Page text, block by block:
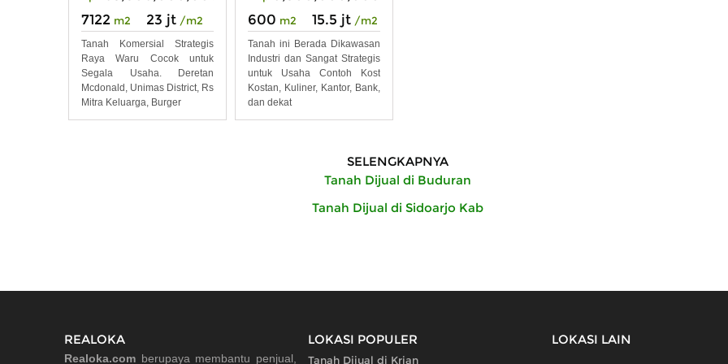
7122 m2 23 jt /m2
Tanah Komersial Strategis
Raya Waru Cocok untuk
Segala Usaha. Deretan
Mcdonald, Unimas District, Rs
Mitra Keluarga, Burger
600 m2 15.5 jt /m2
Tanah ini Berada Dikawasan
Industri dan Sangat Strategis
untuk Usaha Contoh Kost
Kostan, Kuliner, Kantor, Bank,
dan dekat
SELENGKAPNYA
Tanah Dijual di Buduran
Tanah Dijual di Sidoarjo Kab
REALOKA
Realoka.com berupaya membantu penjual,
LOKASI POPULER
Tanah Dijual di Krian
LOKASI LAIN